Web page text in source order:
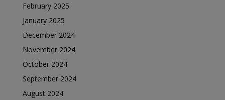
February 2025
January 2025
December 2024
November 2024
October 2024
September 2024
August 2024